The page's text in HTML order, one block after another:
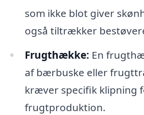
som ikke blot giver
også tiltrækker
Frugthække: En
af bærbuske eller
kræver specifik klipning
frugtproduktion.